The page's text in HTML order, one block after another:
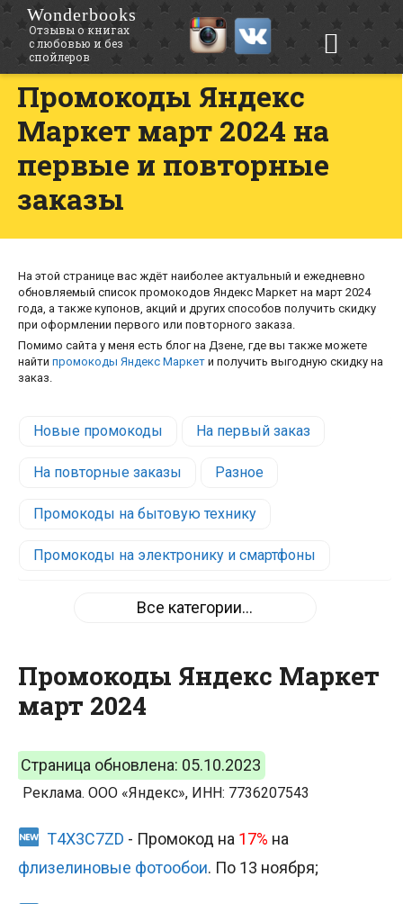
Wonderbooks
Отзывы о книгах
с любовью и без
спойлеров
Промокоды Яндекс
Маркет март 2024 на
первые и повторные
заказы
На этой странице вас ждёт наиболее актуальный и ежедневно
обновляемый список промокодов Яндекс Маркет на март 2024
года, а также купонов, акций и других способов получить скидку
при оформлении первого или повторного заказа.
Помимо сайта у меня есть блог на Дзене, где вы также можете
найти промокоды Яндекс Маркет и получить выгодную скидку на
заказ.
Все категории...
Новые промокоды На первый заказ
На повторные заказы Разное
Промокоды на бытовую технику
Промокоды на электронику и смартфоны
Промокоды на товары для детей и родителей,
игрушки
Промокоды на аптеку и товары для здоровья
Промокоды на товары для ремонта и
строительства
Промокоды Яндекс Маркет
март 2024
Страница обновлена: 05.10.2023
Реклама. ООО «Яндекс», ИНН: 7736207543
T4X3C7ZD - Промокод на 17% на
флизелиновые фотообои. По 13 ноября;